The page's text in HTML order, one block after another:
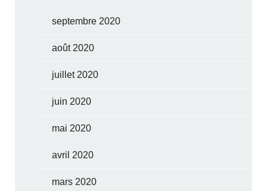
septembre 2020
août 2020
juillet 2020
juin 2020
mai 2020
avril 2020
mars 2020